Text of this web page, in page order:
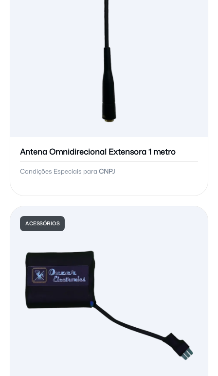
Antena Omnidirecional Extensora 1 metro
Condições Especiais para CNPJ
ACESSÓRIOS